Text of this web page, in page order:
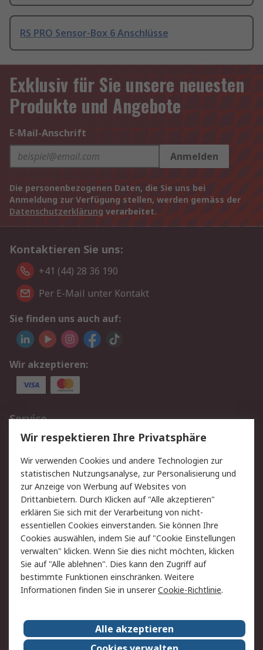
RS PRO Sensor-Box 6 Anschlüsse
Exklusiv für Sie unsere neuesten
Produkte und Angebote
E-Mail-Anschrift
Anmelden
Die personenbezogenen Daten, die Sie uns bei
Anmeldung zur Verfügung stellen, werden gemäss der
Datenschutzerklärung verarbeitet.
Kontaktieren Sie uns:
+41 (44) 28 36 190
Per E-Mail unter Kontakt
Sie finden uns auch auf:
Wir akzeptieren:
Service
Value Added Services
Lieferlösungen
Rücksendungen
Kontakt
Hilfe
Rechtliches
AGB
Datenschutz
Cookie-Richtlinie
Zahlungsbedingungen
Copyright/Impressum
Über RS
Karriere bei RS
Nachhaltigkeit
Qualität/Umwelt/ZertifikatePresse-Center
Wir respektieren Ihre Privatsphäre
Wir verwenden Cookies und andere Technologien zur
statistischen Nutzungsanalyse, zur Personalisierung und
zur Anzeige von Werbung auf Websites von
Drittanbietern. Durch Klicken auf "Alle akzeptieren"
erklären Sie sich mit der Verarbeitung von nicht-
essentiellen Cookies einverstanden. Sie können Ihre
Cookies auswählen, indem Sie auf "Cookie Einstellungen
verwalten" klicken. Wenn Sie dies nicht möchten, klicken
Sie auf "Alle ablehnen". Dies kann den Zugriff auf
bestimmte Funktionen einschränken. Weitere
Informationen finden Sie in unsererCookie-Richtlinie.
Alle akzeptieren